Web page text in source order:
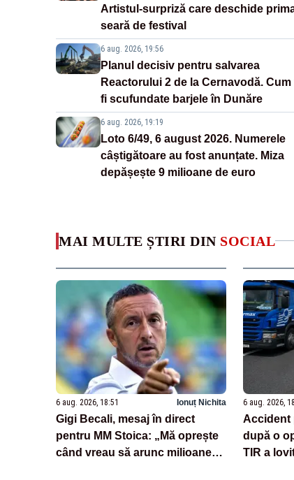
Artistul-surpriză care deschide
seară de festival
6 aug. 2026, 19:56
Planul decisiv pentru salvarea
Reactorului 2 de la Cernavodă.
fi scufundate barjele în Dunăre
6 aug. 2026, 19:19
Loto 6/49, 6 august 2026. Numerele
câștigătoare au fost anunțate. Miza
depășește 9 milioane de euro
MAI MULTE ȘTIRI DIN SOCIAL
6 aug. 2026, 18:51 Ionuț Nichita
Gigi Becali, mesaj în direct
pentru MM Stoica: „Mă oprește
când vreau să arunc milioane
6 aug. 2026,
Accident
după o
TIR a